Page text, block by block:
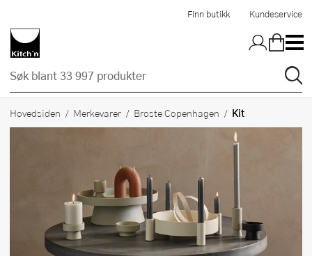
Finn butikk Kundeservice
Hovedsiden Merkevarer Broste Copenhagen Kit